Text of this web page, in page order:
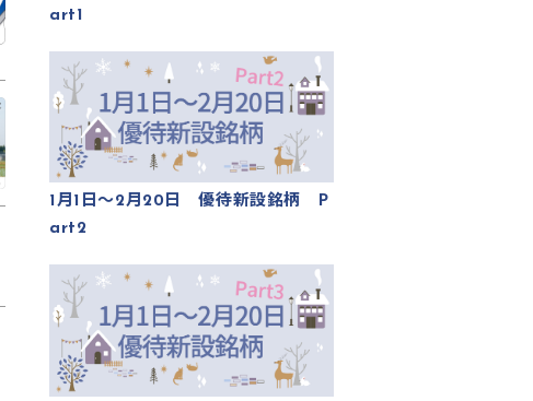
art1
1月1日～2月20日 優待新設銘柄 P
art2